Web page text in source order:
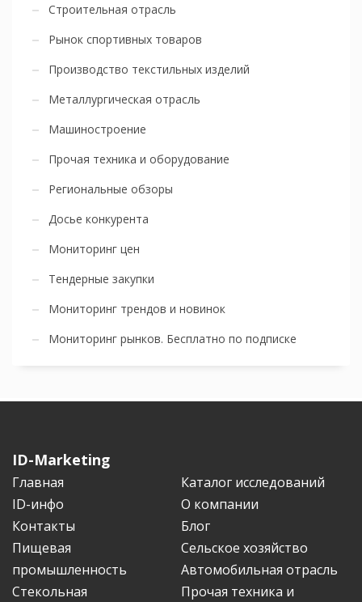
Строительная отрасль
Рынок спортивных товаров
Производство текстильных изделий
Металлургическая отрасль
Машиностроение
Прочая техника и оборудование
Региональные обзоры
Досье конкурента
Мониторинг цен
Тендерные закупки
Мониторинг трендов и новинок
Мониторинг рынков. Бесплатно по подписке
ID-Marketing
Главная
Каталог исследований
ID-инфо
О компании
Контакты
Блог
Пищевая
промышленность
Сельское хозяйство
Автомобильная отрасль
Стекольная
Прочая техника и